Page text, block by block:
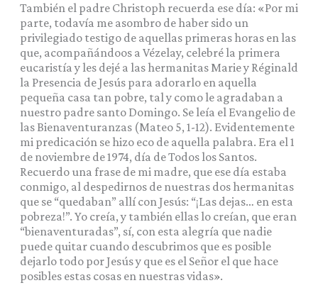
También el padre Christoph recuerda ese día: «Por mi
parte, todavía me asombro de haber sido un
privilegiado testigo de aquellas primeras horas en las
que, acompañándoos a Vézelay, celebré la primera
eucaristía y les dejé a las hermanitas Marie y Réginald
la Presencia de Jesús para adorarlo en aquella
pequeña casa tan pobre, tal y como le agradaban a
nuestro padre santo Domingo. Se leía el Evangelio de
las Bienaventuranzas (Mateo 5, 1-12). Evidentemente
mi predicación se hizo eco de aquella palabra. Era el 1
de noviembre de 1974, día de Todos los Santos.
Recuerdo una frase de mi madre, que ese día estaba
conmigo, al despedirnos de nuestras dos hermanitas
que se “quedaban” allí con Jesús: “¡Las dejas… en esta
pobreza!”. Yo creía, y también ellas lo creían, que eran
“bienaventuradas”, sí, con esta alegría que nadie
puede quitar cuando descubrimos que es posible
dejarlo todo por Jesús y que es el Señor el que hace
posibles estas cosas en nuestras vidas».